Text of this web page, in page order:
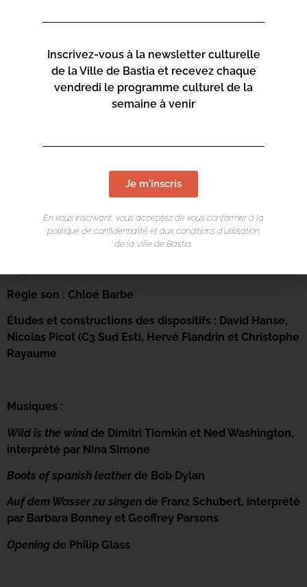
Panthéon et co-réalisé avecLouise Narboni, a reçu de
compte une soixantaine d’œuvres à son actif.En
renouvellement perpétuel, il travaille actuellement à
imaginer un lieude création expérimental dans le massif
de la Chartreuse qui articulera recherche poétique
Conception, mise en scène et scénographie : Yoann
Interprétation : Yoann Bourgeois et Marie Bourgeois
Régie générale : Nicolas Anastassiou
Régie son : Chloé Barbe
Études et constructions des dispositifs : David Hanse,
Nicolas Picot (C3 Sud Est), Hervé Flandrin et Christophe
Rayaume
Musiques :
Wild is the wind de Dimitri Tiomkin et Ned Washington,
interprété par Nina Simone
Boots of spanish leather de Bob Dylan
Auf dem Wasser zu singen de Franz Schubert, interprété
par Barbara Bonney et Geoffrey Parsons
Opening de Philip Glass
Inscrivez-vous à la newsletter culturelle
de la Ville de Bastia et recevez chaque
vendredi le programme culturel de la
semaine à venir
Je m'inscris
En vous inscrivant, vous acceptez de vous conformer à la
politique de confidentialité et aux conditions d’utilisation
de la Ville de Bastia.